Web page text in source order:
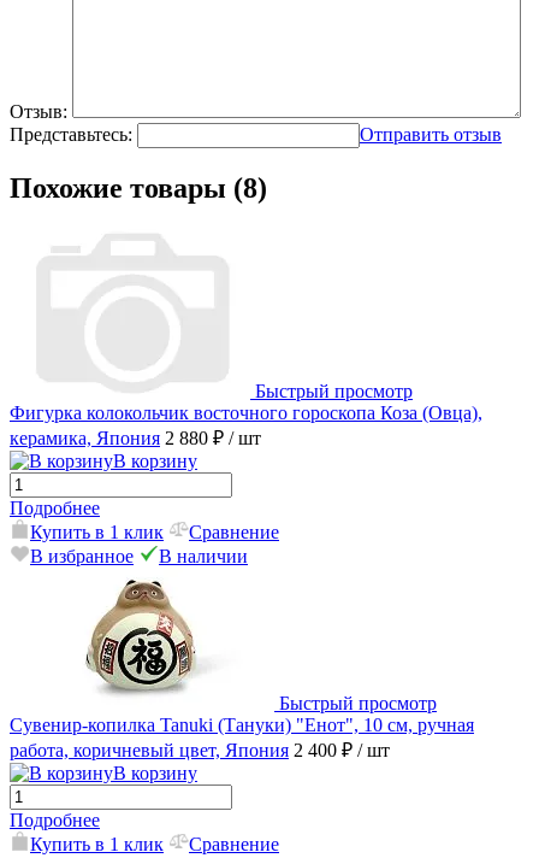
Отзыв:
Представьтесь:
Отправить отзыв
Похожие товары (8)
Быстрый просмотр
Фигурка колокольчик восточного гороскопа Коза (Овца),
керамика, Япония 2 880 ₽ / шт
В корзину
Подробнее
Купить в 1 клик
Сравнение
В избранное
В наличии
Быстрый просмотр
Сувенир-копилка Tanuki (Тануки) "Енот", 10 см, ручная
работа, коричневый цвет, Япония 2 400 ₽ / шт
В корзину
Подробнее
Купить в 1 клик
Сравнение